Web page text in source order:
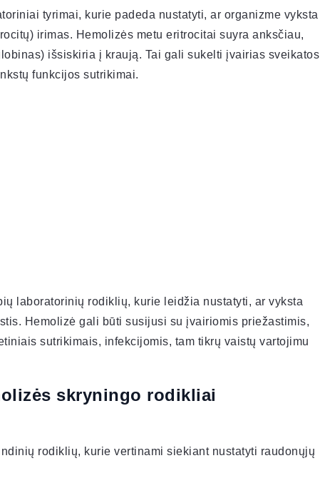
tyrimai, kurie padeda nustatyti, ar organizme vyksta
irimas. Hemolizės metu eritrocitai suyra anksčiau,
išsiskiria į kraują. Tai gali sukelti įvairias sveikatos
funkcijos sutrikimai.
laboratorinių rodiklių, kurie leidžia nustatyti, ar vyksta
Hemolizė gali būti susijusi su įvairiomis priežastimis,
sutrikimais, infekcijomis, tam tikrų vaistų vartojimu
skryningo rodikliai
rodiklių, kurie vertinami siekiant nustatyti raudonųjų